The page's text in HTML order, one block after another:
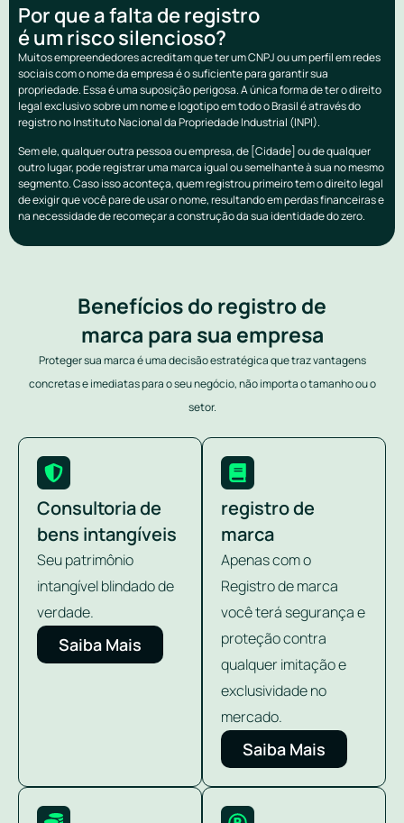
Por que a falta de registro
é um risco silencioso?
Muitos empreendedores acreditam que ter um CNPJ ou um perfil em redes
sociais com o nome da empresa é o suficiente para garantir sua
propriedade. Essa é uma suposição perigosa. A única forma de ter o direito
legal exclusivo sobre um nome e logotipo em todo o Brasil é através do
registro no Instituto Nacional da Propriedade Industrial (INPI).
Sem ele, qualquer outra pessoa ou empresa, de [Cidade] ou de qualquer
outro lugar, pode registrar uma marca igual ou semelhante à sua no mesmo
segmento. Caso isso aconteça, quem registrou primeiro tem o direito legal
de exigir que você pare de usar o nome, resultando em perdas financeiras e
na necessidade de recomeçar a construção da sua identidade do zero.
Benefícios do registro de
marca para sua empresa
Proteger sua marca é uma decisão estratégica que traz vantagens
concretas e imediatas para o seu negócio, não importa o tamanho ou o
setor.
Consultoria de
bens intangíveis
Seu patrimônio
intangível blindado de
verdade.
Saiba Mais
registro de
marca
Apenas com o
Registro de marca
você terá segurança e
proteção contra
qualquer imitação e
exclusividade no
mercado.
Saiba Mais